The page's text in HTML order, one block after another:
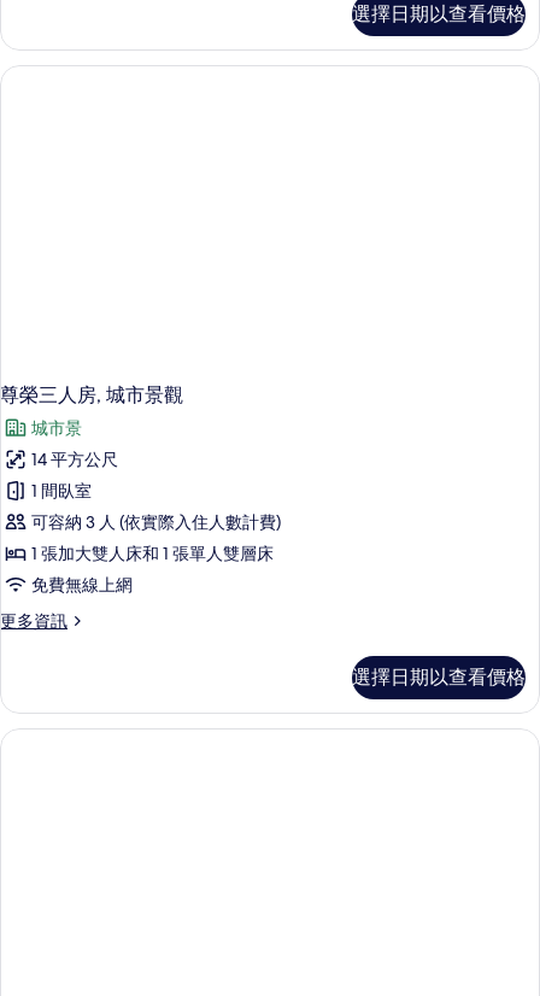
客
房,
1
選擇日期以查看價格
尊榮三人房, 城市景觀
城市景
14 平方公尺
1 間臥室
可容納 3 人 (依實際入住人數計費)
1 張加大雙人床和 1 張單人雙層床
免費無線上網
更多資訊
更
三
人
房,
選擇日期以查看價格